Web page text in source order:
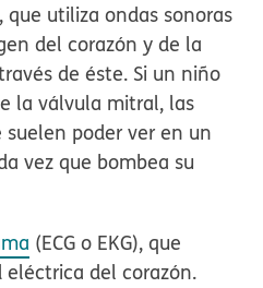
, que utiliza ondas sonoras
del corazón y de la
de éste. Si un niño
la válvula mitral, las
poder ver en un
vez que bombea su
(ECG o EKG), que
del corazón.